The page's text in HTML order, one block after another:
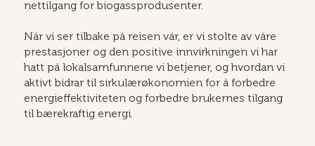
nettilgang for biogassprodusenter.
Når vi ser tilbake på reisen vår, er vi stolte av våre
prestasjoner og den positive innvirkningen vi har
hatt på lokalsamfunnene vi betjener, og hvordan vi
aktivt bidrar til sirkulærøkonomien for å forbedre
energieffektiviteten og forbedre brukernes tilgang
til bærekraftig energi.